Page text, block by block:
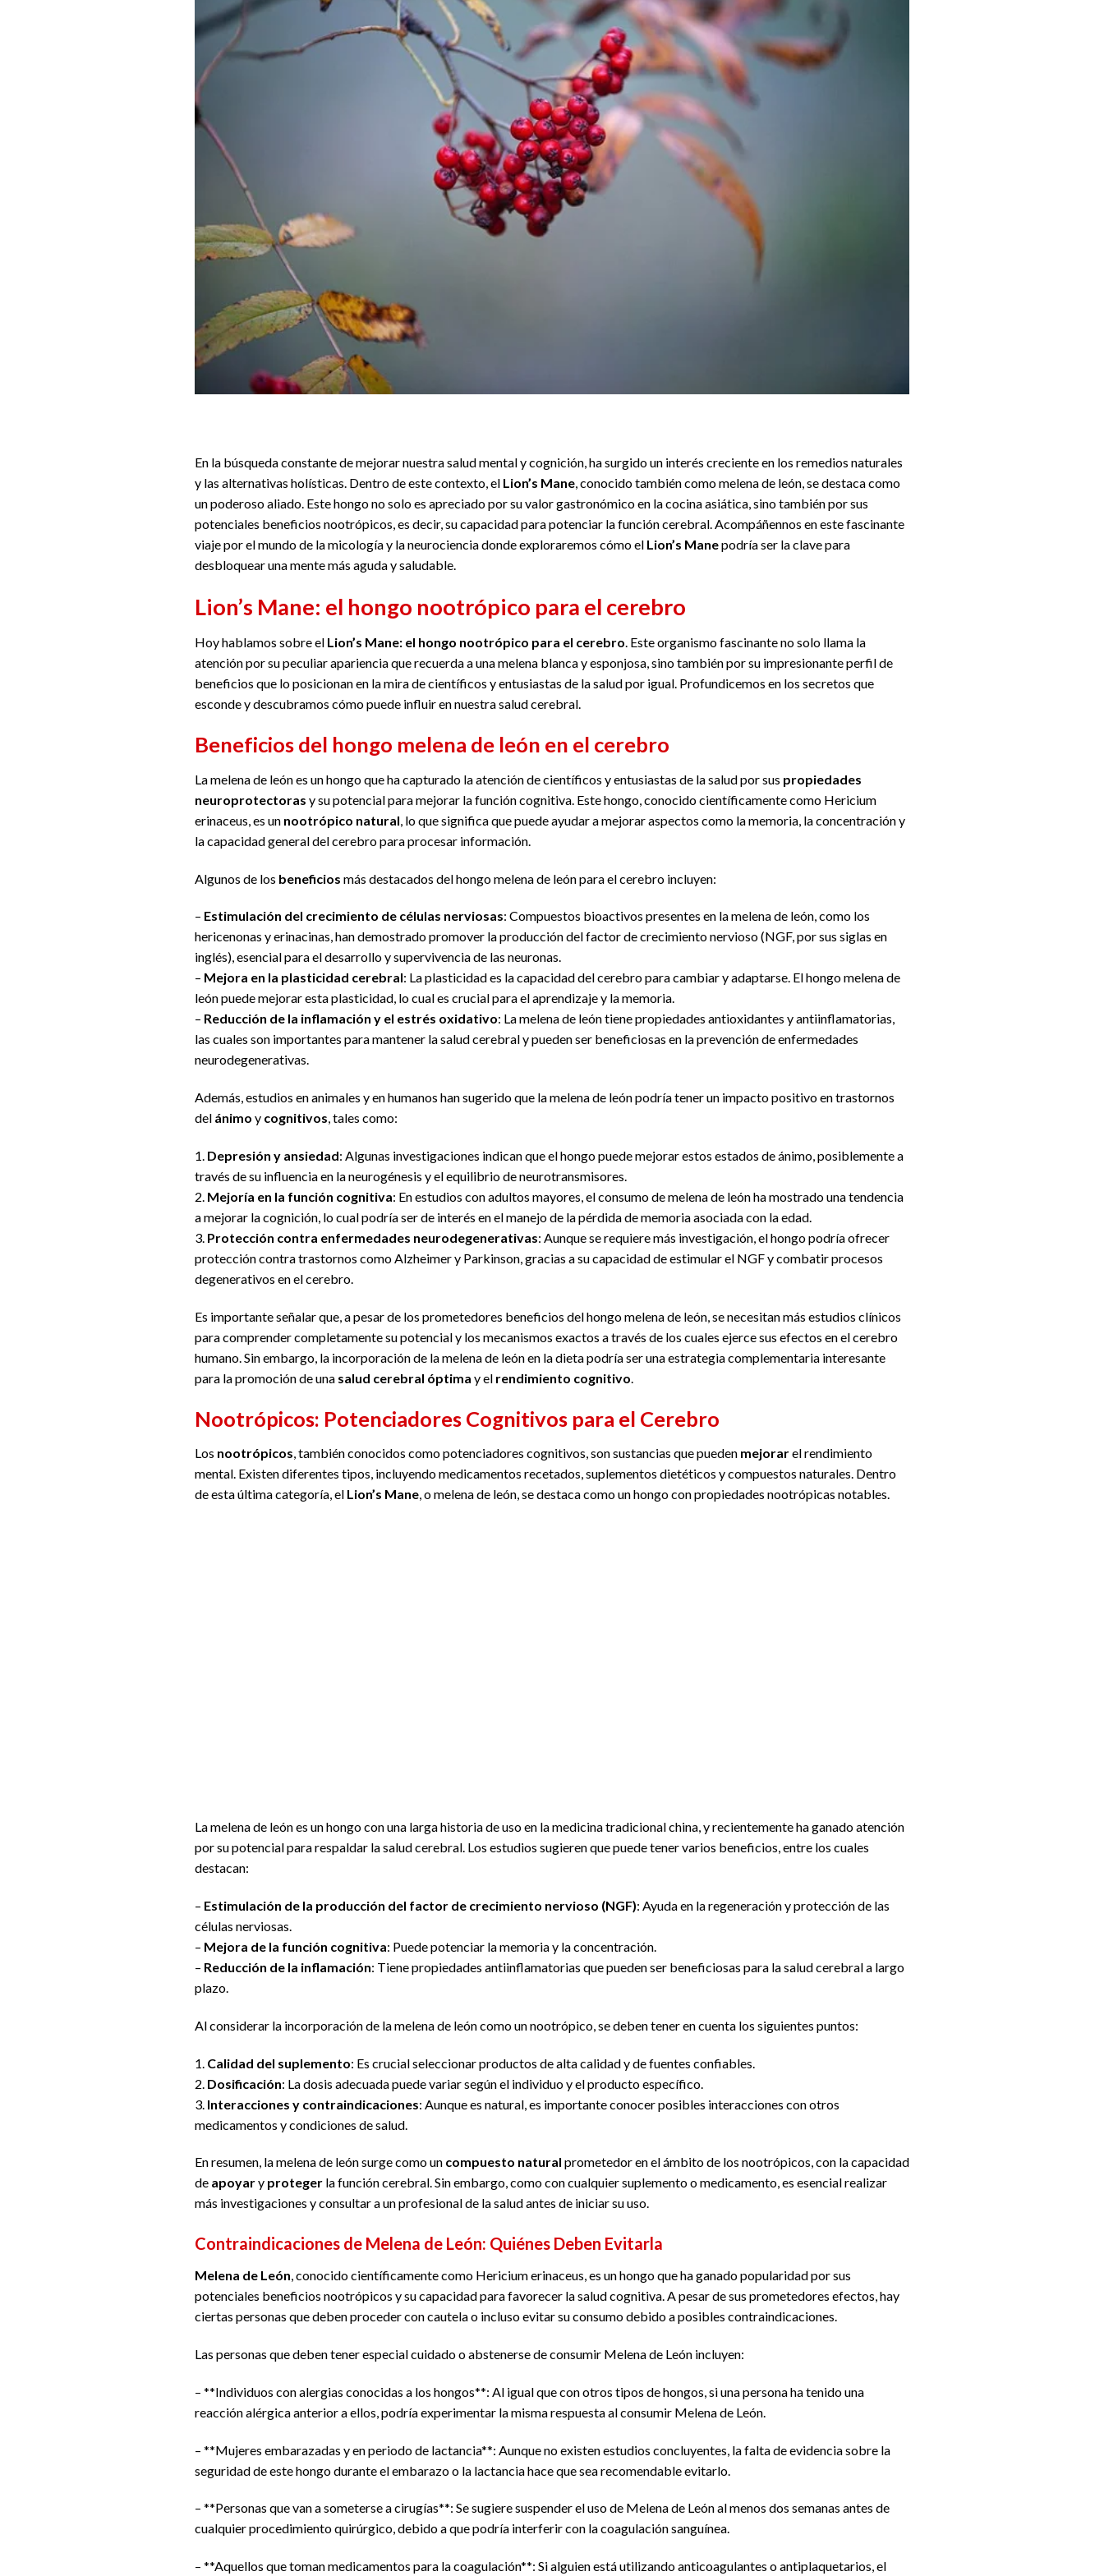
En la búsqueda constante de mejorar nuestra salud mental y cognición, ha surgido un interés creciente en los remedios naturales
y las alternativas holísticas. Dentro de este contexto, el Lion’s Mane, conocido también como melena de león, se destaca como
un poderoso aliado. Este hongo no solo es apreciado por su valor gastronómico en la cocina asiática, sino también por sus
potenciales beneficios nootrópicos, es decir, su capacidad para potenciar la función cerebral. Acompáñennos en este fascinante
viaje por el mundo de la micología y la neurociencia donde exploraremos cómo el Lion’s Manepodría ser la clave para
desbloquear una mente más aguda y saludable.
Lion’s Mane: el hongo nootrópico para el cerebro
Hoy hablamos sobre el Lion’s Mane: el hongo nootrópico para el cerebro. Este organismo fascinante no solo llama la
atención por su peculiar apariencia que recuerda a una melena blanca y esponjosa, sino también por su impresionante perfil de
beneficios que lo posicionan en la mira de científicos y entusiastas de la salud por igual. Profundicemos en los secretos que
esconde y descubramos cómo puede influir en nuestra salud cerebral.
Beneficios del hongo melena de león en el cerebro
La melena de león es un hongo que ha capturado la atención de científicos y entusiastas de la salud por sus propiedades
neuroprotectoras y su potencial para mejorar la función cognitiva. Este hongo, conocido científicamente como Hericium
erinaceus, es un nootrópico natural, lo que significa que puede ayudar a mejorar aspectos como la memoria, la concentración y
la capacidad general del cerebro para procesar información.
Algunos de los beneficios más destacados del hongo melena de león para el cerebro incluyen:
– Estimulación del crecimiento de células nerviosas: Compuestos bioactivos presentes en la melena de león, como los
hericenonas y erinacinas, han demostrado promover la producción del factor de crecimiento nervioso (NGF, por sus siglas en
inglés), esencial para el desarrollo y supervivencia de las neuronas.
– Mejora en la plasticidad cerebral: La plasticidad es la capacidad del cerebro para cambiar y adaptarse. El hongo melena de
león puede mejorar esta plasticidad, lo cual es crucial para el aprendizaje y la memoria.
– Reducción de la inflamación y el estrés oxidativo: La melena de león tiene propiedades antioxidantes y antiinflamatorias,
las cuales son importantes para mantener la salud cerebral y pueden ser beneficiosas en la prevención de enfermedades
neurodegenerativas.
Además, estudios en animales y en humanos han sugerido que la melena de león podría tener un impacto positivo en trastornos
del ánimo y cognitivos, tales como:
1. Depresión y ansiedad: Algunas investigaciones indican que el hongo puede mejorar estos estados de ánimo, posiblemente a
través de su influencia en la neurogénesis y el equilibrio de neurotransmisores.
2. Mejoría en la función cognitiva: En estudios con adultos mayores, el consumo de melena de león ha mostrado una tendencia
a mejorar la cognición, lo cual podría ser de interés en el manejo de la pérdida de memoria asociada con la edad.
3. Protección contra enfermedades neurodegenerativas: Aunque se requiere más investigación, el hongo podría ofrecer
protección contra trastornos como Alzheimer y Parkinson, gracias a su capacidad de estimular el NGF y combatir procesos
degenerativos en el cerebro.
Es importante señalar que, a pesar de los prometedores beneficios del hongo melena de león, se necesitan más estudios clínicos
para comprender completamente su potencial y los mecanismos exactos a través de los cuales ejerce sus efectos en el cerebro
humano. Sin embargo, la incorporación de la melena de león en la dieta podría ser una estrategia complementaria interesante
para la promoción de una salud cerebral óptima y el rendimiento cognitivo.
Nootrópicos: Potenciadores Cognitivos para el Cerebro
Los nootrópicos, también conocidos como potenciadores cognitivos, son sustancias que pueden mejorarel rendimiento
mental. Existen diferentes tipos, incluyendo medicamentos recetados, suplementos dietéticos y compuestos naturales. Dentro
de esta última categoría, el Lion’s Mane, o melena de león, se destaca como un hongo con propiedades nootrópicas notables.
La melena de león es un hongo con una larga historia de uso en la medicina tradicional china, y recientemente ha ganado atención
por su potencial para respaldar la salud cerebral. Los estudios sugieren que puede tener varios beneficios, entre los cuales
destacan:
– Estimulación de la producción del factor de crecimiento nervioso (NGF): Ayuda en la regeneración y protección de las
células nerviosas.
– Mejora de la función cognitiva: Puede potenciar la memoria y la concentración.
– Reducción de la inflamación: Tiene propiedades antiinflamatorias que pueden ser beneficiosas para la salud cerebral a largo
plazo.
Al considerar la incorporación de la melena de león como un nootrópico, se deben tener en cuenta los siguientes puntos:
1. Calidad del suplemento: Es crucial seleccionar productos de alta calidad y de fuentes confiables.
2. Dosificación: La dosis adecuada puede variar según el individuo y el producto específico.
3. Interacciones y contraindicaciones: Aunque es natural, es importante conocer posibles interacciones con otros
medicamentos y condiciones de salud.
En resumen, la melena de león surge como un compuesto natural prometedor en el ámbito de los nootrópicos, con la capacidad
de apoyary proteger la función cerebral. Sin embargo, como con cualquier suplemento o medicamento, es esencial realizar
más investigaciones y consultar a un profesional de la salud antes de iniciar su uso.
Contraindicaciones de Melena de León: Quiénes Deben Evitarla
Melena de León, conocido científicamente como Hericium erinaceus, es un hongo que ha ganado popularidad por sus
potenciales beneficios nootrópicos y su capacidad para favorecer la salud cognitiva. A pesar de sus prometedores efectos, hay
ciertas personas que deben proceder con cautela o incluso evitar su consumo debido a posibles contraindicaciones.
Las personas que deben tener especial cuidado o abstenerse de consumir Melena de León incluyen:
– **Individuos con alergias conocidas a los hongos**: Al igual que con otros tipos de hongos, si una persona ha tenido una
reacción alérgica anterior a ellos, podría experimentar la misma respuesta al consumir Melena de León.
– **Mujeres embarazadas y en periodo de lactancia**: Aunque no existen estudios concluyentes, la falta de evidencia sobre la
seguridad de este hongo durante el embarazo o la lactancia hace que sea recomendable evitarlo.
– **Personas que van a someterse a cirugías**: Se sugiere suspender el uso de Melena de León al menos dos semanas antes de
cualquier procedimiento quirúrgico, debido a que podría interferir con la coagulación sanguínea.
– **Aquellos que toman medicamentos para la coagulación**: Si alguien está utilizando anticoagulantes o antiplaquetarios, el